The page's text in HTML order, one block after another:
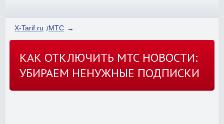
X-Tarif.ru МТС
КАК ОТКЛЮЧИТЬ МТС НОВОСТИ:
УБИРАЕМ НЕНУЖНЫЕ ПОДПИСКИ